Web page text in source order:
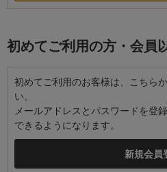
初めてご利用の方・会員
初めてご利用のお客様は、こちら
い。
メールアドレスとパスワードを登
できるようになります。